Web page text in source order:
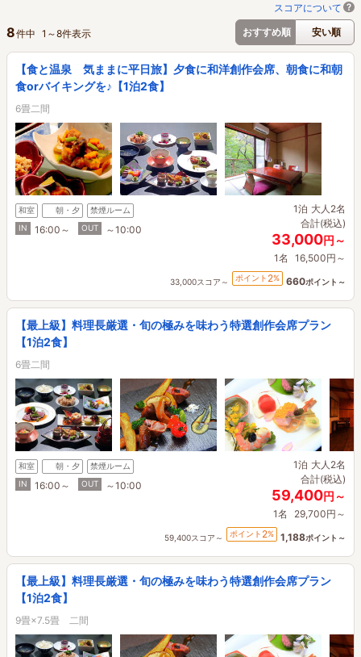
スコアについて
おすすめ順
安い順
8件中 1 ～8件表示
【食と温泉 気ままに平日旅】夕食に和洋創作会席、朝食に和朝
食orバイキングを♪【1泊2食】
6畳二間
和室 朝・夕
禁煙ルーム
IN
16:00～ OUT ～10:00
1泊 大人2名
合計(税込)
33,000円～
1名 16,500円～
33,000スコア～ ポイント 2% 660ポイント～
【最上級】料理長厳選・旬の極みを味わう特選創作会席プラン
【1泊2食】
6畳二間
和室 朝・夕
禁煙ルーム
IN
16:00～ OUT ～10:00
1泊 大人2名
合計(税込)
59,400円～
1名 29,700円～
59,400スコア～ ポイント 2% 1,188ポイント～
【最上級】料理長厳選・旬の極みを味わう特選創作会席プラン
【1泊2食】
9畳×7.5畳 二間